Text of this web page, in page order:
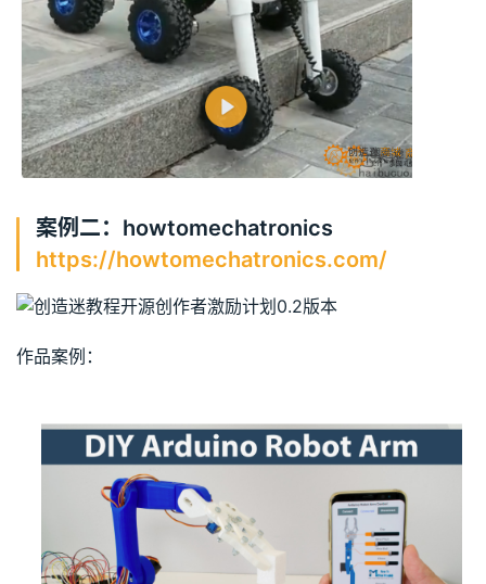
案例二：howtomechatronics
https://howtomechatronics.com/
作品案例：